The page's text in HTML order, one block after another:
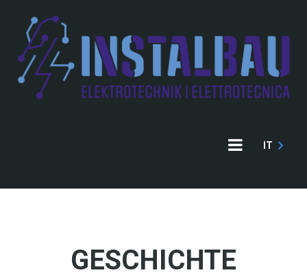
IT
GESCHICHTE